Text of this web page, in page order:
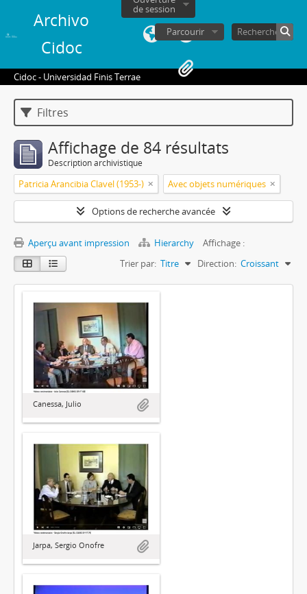
Archivo
Cidoc
de session
Parcourir
Cidoc - Universidad Finis Terrae
Filtres
Affichage de 84 résultats
Description archivistique
Patricia Arancibia Clavel (1953-) Avec objets numériques
Options de recherche avancée
Aperçu avant impression Hierarchy
Affichage :
Trier par: Titre Direction: Croissant
Canessa, Julio
Jarpa, Sergio Onofre